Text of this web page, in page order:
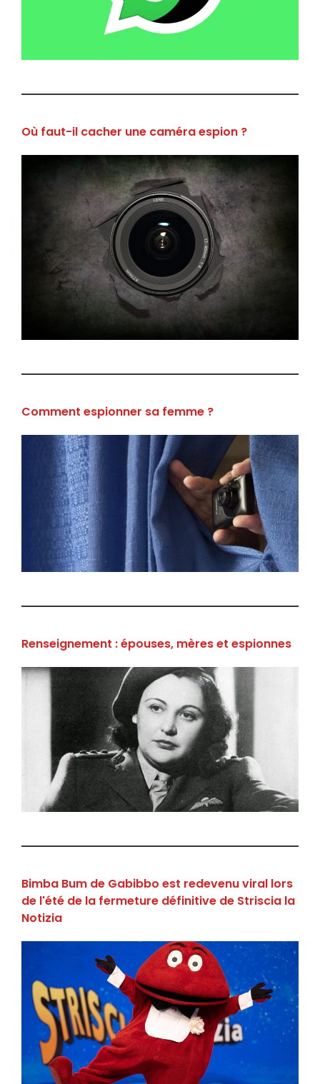
Où faut-il cacher une caméra espion ?
Comment espionner sa femme ?
Renseignement : épouses, mères et espionnes
Bimba Bum de Gabibbo est redevenu viral lors
de l'été de la fermeture définitive de Striscia la
Notizia